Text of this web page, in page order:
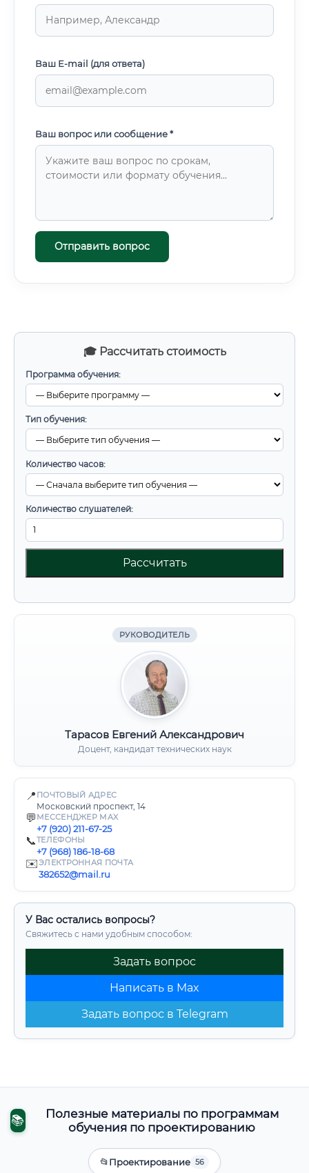
🎓 Рассчитать стоимость
Программа обучения:
Тип обучения:
Количество часов:
Количество слушателей:
Рассчитать
РУКОВОДИТЕЛЬ
Тарасов Евгений Александрович
Доцент, кандидат технических наук
📍 ПОЧТОВЫЙ АДРЕС
Московский проспект, 14
💬 МЕССЕНДЖЕР MAX
+7 (920) 211-67-25
📞ТЕЛЕФОНЫ
+7 (968) 186-18-68
✉️ЭЛЕКТРОННАЯ ПОЧТА
382652@mail.ru
У Вас остались вопросы?
Свяжитесь с нами удобным способом:
Задать вопрос
Написать в Max
Задать вопрос в Telegram
Ваш E-mail (для ответа)
Ваш вопрос или сообщение *
Отправить вопрос
📚
Полезные материалы по программам
обучения по проектированию
📂Проектирование 56